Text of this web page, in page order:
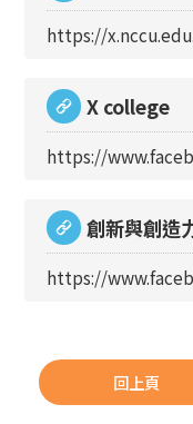
https://
X college
https://
https://
回上頁